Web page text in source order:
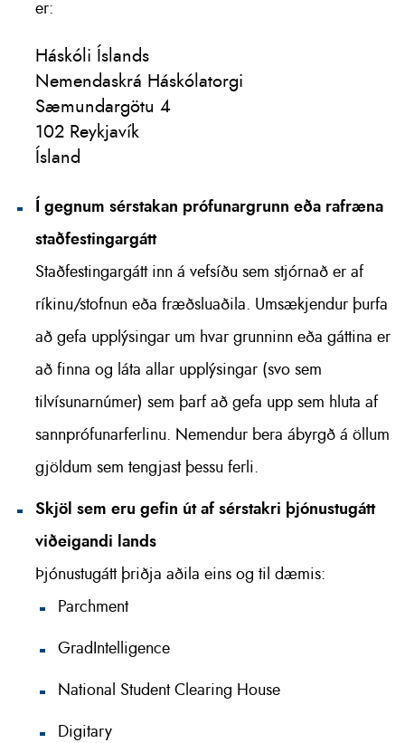
er:
Háskóli Íslands
Nemendaskrá Háskólatorgi
Sæmundargötu 4
102 Reykjavík
Ísland
Í gegnum sérstakan prófunargrunn eða rafræna
staðfestingargátt
Staðfestingargátt inn á vefsíðu sem stjórnað er af
ríkinu/stofnun eða fræðsluaðila. Umsækjendur þurfa
að gefa upplýsingar um hvar grunninn eða gáttina er
að finna og láta allar upplýsingar (svo sem
tilvísunarnúmer) sem þarf að gefa upp sem hluta af
sannprófunarferlinu. Nemendur bera ábyrgð á öllum
gjöldum sem tengjast þessu ferli.
Skjöl sem eru gefin út af sérstakri þjónustugátt
viðeigandi lands
Þjónustugátt þriðja aðila eins og til dæmis:
Parchment
GradIntelligence
National Student Clearing House
Digitary